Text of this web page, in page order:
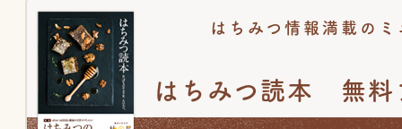
はちみつ情報満載のミ
はちみつ読本 無料